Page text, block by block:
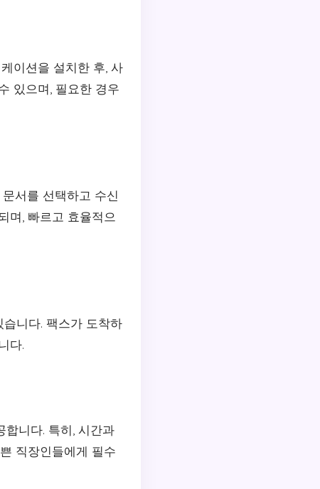
이션을 설치한 후, 사
있으며, 필요한 경우
서를 선택하고 수신
며, 빠르고 효율적으
니다. 팩스가 도착하
다.
니다. 특히, 시간과
직장인들에게 필수